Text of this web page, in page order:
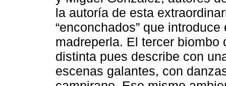
la autoría de esta
“enconchados” que
madreperla. El tercer
distinta pues describe con
escenas galantes, con